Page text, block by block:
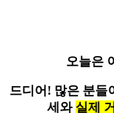
오늘은
드디어! 많은 분들
세와 실제